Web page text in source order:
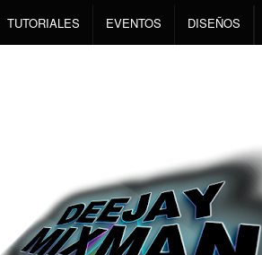
TUTORIALES EVENTOS DISEÑOS